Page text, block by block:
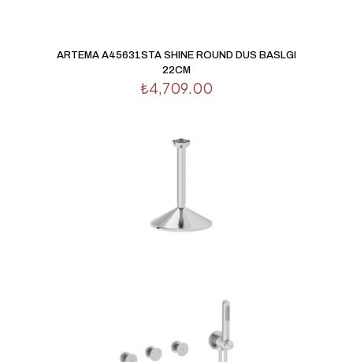
ARTEMA A45631STA SHINE ROUND DUS BASLGI
22CM
₺4,709.00